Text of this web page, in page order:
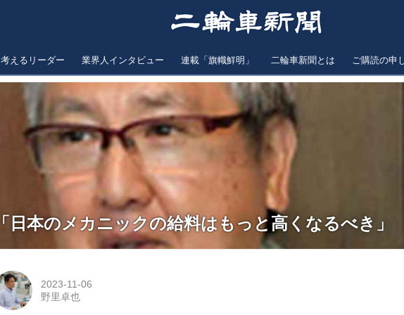
考えるリーダー 業界人インタビュー 連載「旗幟鮮明」 二輪車新聞とは ご購読の申
「日本のメカニックの給料はもっと高くなるべき」
2023-11-06
野里卓也